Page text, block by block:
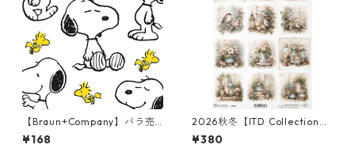
【Braun+Company】バラ売
り2枚 ランチサイズ ペーパー
ナプキン Snoopy + Woodstoc
¥168
2026秋冬【ITD Collection】
A4サイズ ライスペーパー R28
81 デコパージュ
¥380